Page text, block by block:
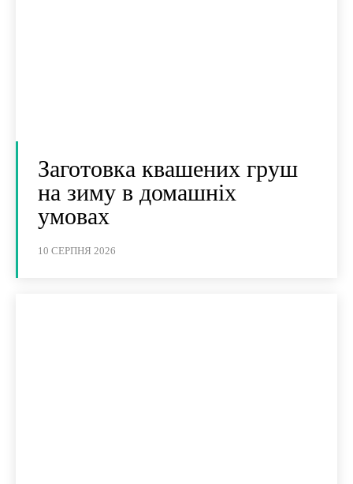
Заготовка квашених груш
на зиму в домашніх
умовах
10 СЕРПНЯ 2026